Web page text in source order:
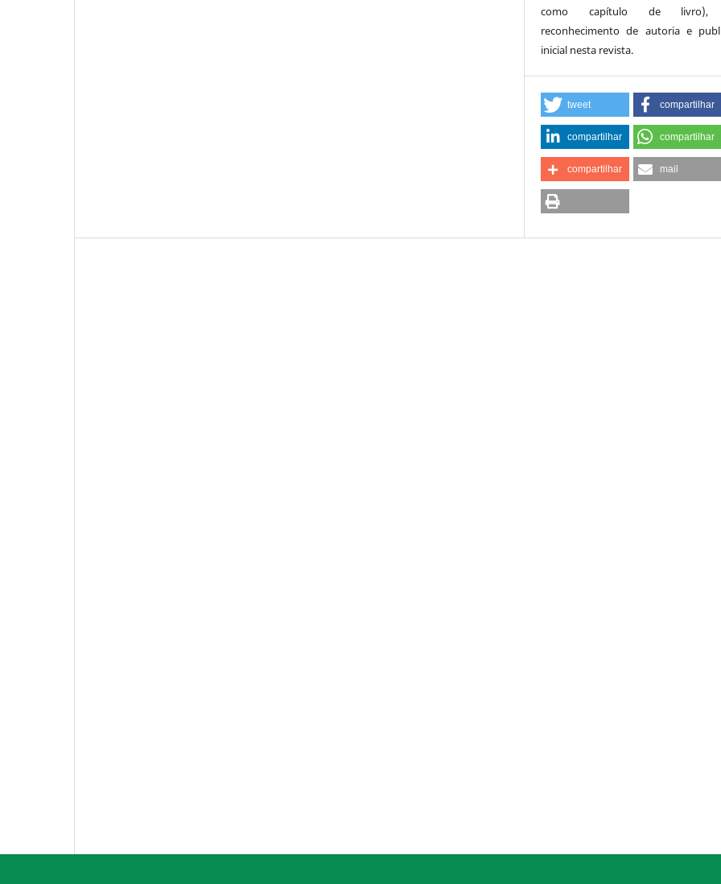
como capítulo de livro),
reconhecimento de autoria e
inicial nesta revista.
tweet compartilhar
compartilhar compartilhar
compartilhar mail